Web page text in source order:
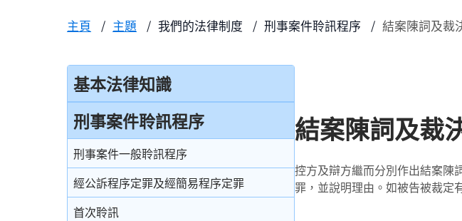
主頁 主題 我們的法律制度 刑事案件聆訊程序 結案陳詞及裁
基本法律知識
法治
香港法律來源
刑事訴訟及民事訴訟
事務律師與大律師
刑事案件聆訊程序
刑事案件一般聆訊程序
經公訴程序定罪及經簡易程序定罪
首次聆訊
結案陳詞及裁
控方及辯方繼而分別作出結案陳
罪，並說明理由。如被告被裁定